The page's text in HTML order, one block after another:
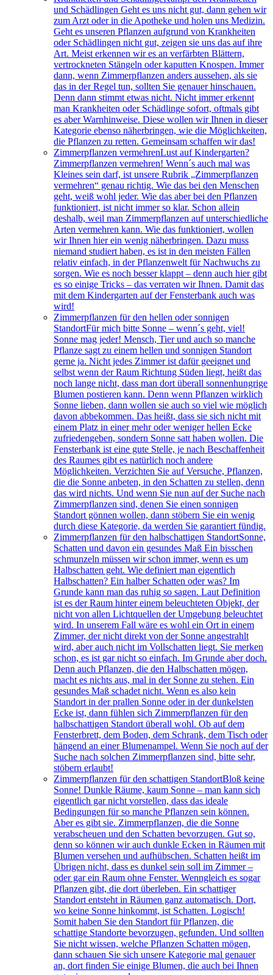
und Schädlingen Geht es uns nicht gut, dann gehen wir
zum Arzt oder in die Apotheke und holen uns Medizin.
Geht es unseren Pflanzen aufgrund von Krankheiten
oder Schädlingen nicht gut, zeigen sie uns das auf ihre
Art. Meist erkennen wir es an verfärbten Blättern,
vertrockneten Stängeln oder kaputten Knospen. Immer
dann, wenn Zimmerpflanzen anders aussehen, als sie
das in der Regel tun, sollten Sie genauer hinschauen.
Denn dann stimmt etwas nicht. Nicht immer erkennt
man Krankheiten oder Schädlinge sofort, oftmals gibt
es aber Warnhinweise. Diese wollen wir Ihnen in dieser
Kategorie ebenso näherbringen, wie die Möglichkeiten,
die Pflanzen zu retten. Gemeinsam schaffen wir das!
Zimmerpflanzen vermehrenLust auf Kindergarten?
Zimmerpflanzen vermehren! Wenn´s auch mal was
Kleines sein darf, ist unsere Rubrik „Zimmerpflanzen
vermehren“ genau richtig. Wie das bei den Menschen
geht, weiß wohl jeder. Wie das aber bei den Pflanzen
funktioniert, ist nicht immer so klar. Schon allein
deshalb, weil man Zimmerpflanzen auf unterschiedliche
Arten vermehren kann. Wie das funktioniert, wollen
wir Ihnen hier ein wenig näherbringen. Dazu muss
niemand studiert haben, es ist in den meisten Fällen
relativ einfach, in der Pflanzenwelt für Nachwuchs zu
sorgen. Wie es noch besser klappt – denn auch hier gibt
es so einige Tricks – das verraten wir Ihnen. Damit das
mit dem Kindergarten auf der Fensterbank auch was
wird!
Zimmerpflanzen für den hellen oder sonnigen
StandortFür mich bitte Sonne – wenn´s geht, viel!
Sonne mag jeder! Mensch, Tier und auch so manche
Pflanze sagt zu einem hellen und sonnigen Standort
gerne ja. Nicht jedes Zimmer ist dafür geeignet und
selbst wenn der Raum Richtung Süden liegt, heißt das
noch lange nicht, dass man dort überall sonnenhungrige
Blumen postieren kann. Denn wenn Pflanzen wirklich
Sonne lieben, dann wollen sie auch so viel wie möglich
davon abbekommen. Das heißt, dass sie sich nicht mit
einem Platz in einer mehr oder weniger hellen Ecke
zufriedengeben, sondern Sonne satt haben wollen. Die
Fensterbank ist eine gute Stelle, je nach Beschaffenheit
des Raumes gibt es natürlich noch andere
Möglichkeiten. Verzichten Sie auf Versuche, Pflanzen,
die die Sonne anbeten, in den Schatten zu stellen, denn
das wird nichts. Und wenn Sie nun auf der Suche nach
Zimmerpflanzen sind, denen Sie einen sonnigen
Standort gönnen wollen, dann stöbern Sie ein wenig
durch diese Kategorie, da werden Sie garantiert fündig.
Zimmerpflanzen für den halbschattigen StandortSonne,
Schatten und davon ein gesundes Maß Ein bisschen
schmunzeln müssen wir schon immer, wenn es um
Halbschatten geht. Wie definiert man eigentlich
Halbschatten? Ein halber Schatten oder was? Im
Grunde kann man das ruhig so sagen. Laut Definition
ist es der Raum hinter einem beleuchteten Objekt, der
nicht von allen Lichtquellen der Umgebung beleuchtet
wird. In unserem Fall wäre es wohl ein Ort in einem
Zimmer, der nicht direkt von der Sonne angestrahlt
wird, aber auch nicht im Vollschatten liegt. Sie merken
schon, es ist gar nicht so einfach. Im Grunde aber doch.
Denn auch Pflanzen, die den Halbschatten mögen,
macht es nichts aus, mal in der Sonne zu stehen. Ein
gesundes Maß schadet nicht. Wenn es also kein
Standort in der prallen Sonne oder in der dunkelsten
Ecke ist, dann fühlen sich Zimmerpflanzen für den
halbschattigen Standort überall wohl. Ob auf dem
Fensterbrett, dem Boden, dem Schrank, dem Tisch oder
hängend an einer Blumenampel. Wenn Sie noch auf der
Suche nach solchen Zimmerpflanzen sind, bitte sehr,
stöbern erlaubt!
Zimmerpflanzen für den schattigen StandortBloß keine
Sonne! Dunkle Räume, kaum Sonne – man kann sich
eigentlich gar nicht vorstellen, dass das ideale
Bedingungen für so manche Pflanzen sein können.
Aber es gibt sie. Zimmerpflanzen, die die Sonne
verabscheuen und den Schatten bevorzugen. Gut so,
denn so können wir auch dunkle Ecken in Räumen mit
Blumen versehen und aufhübschen. Schatten heißt im
Übrigen nicht, dass es dunkel sein soll im Zimmer –
oder gar ein Raum ohne Fenster. Wenngleich es sogar
Pflanzen gibt, die dort überleben. Ein schattiger
Standort entsteht in Räumen ganz automatisch. Dort,
wo keine Sonne hinkommt, ist Schatten. Logisch!
Somit haben Sie den Standort für Pflanzen, die
schattige Standorte bevorzugen, gefunden. Und sollten
Sie nicht wissen, welche Pflanzen Schatten mögen,
dann schauen Sie sich unsere Kategorie mal genauer
an, dort finden Sie einige Blumen, die auch bei Ihnen